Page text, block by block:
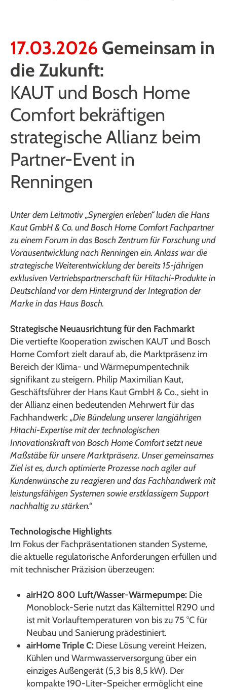
17.03.2026 Gemeinsam in
die Zukunft:
KAUT und Bosch Home
Comfort bekräftigen
strategische Allianz beim
Partner-Event in
Renningen
Unter dem Leitmotiv „Synergien erleben“ luden die Hans
Kaut GmbH & Co. und Bosch Home Comfort Fachpartner
zu einem Forum in das Bosch Zentrum für Forschung und
Vorausentwicklung nach Renningen ein. Anlass war die
strategische Weiterentwicklung der bereits 15-jährigen
exklusiven Vertriebspartnerschaft für Hitachi-Produkte in
Deutschland vor dem Hintergrund der Integration der
Marke in das Haus Bosch.
Strategische Neuausrichtung für den Fachmarkt
Die vertiefte Kooperation zwischen KAUT und Bosch
Home Comfort zielt darauf ab, die Marktpräsenz im
Bereich der Klima- und Wärmepumpentechnik
signifikant zu steigern. Philip Maximilian Kaut,
Geschäftsführer der Hans Kaut GmbH & Co., sieht in
der Allianz einen bedeutenden Mehrwert für das
Fachhandwerk: „Die Bündelung unserer langjährigen
Hitachi-Expertise mit der technologischen
Innovationskraft von Bosch Home Comfort setzt neue
Maßstäbe für unsere Marktpräsenz. Unser gemeinsames
Ziel ist es, durch optimierte Prozesse noch agiler auf
Kundenwünsche zu reagieren und das Fachhandwerk mit
leistungsfähigen Systemen sowie erstklassigem Support
nachhaltig zu stärken.“
Technologische Highlights
Im Fokus der Fachpräsentationen standen Systeme,
die aktuelle regulatorische Anforderungen erfüllen und
mit technischer Präzision überzeugen:
airH2O 800 Luft/Wasser-Wärmepumpe: Die
Monoblock-Serie nutzt das Kältemittel R290 und
ist mit Vorlauftemperaturen von bis zu 75 °C für
Neubau und Sanierung prädestiniert.
airHome Triple C: Diese Lösung vereint Heizen,
Kühlen und Warmwasserversorgung über ein
einziges Außengerät (5,3 bis 8,5 kW). Der
kompakte 190-Liter-Speicher ermöglicht eine